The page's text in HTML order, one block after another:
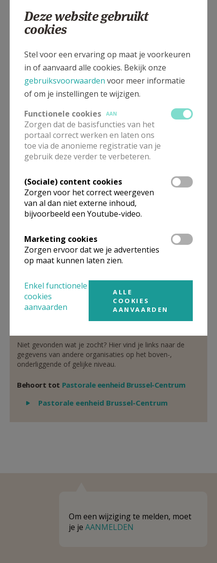
verantwoordelijke
Nederlandstalige pastoraal
De heerJohnny De Mot
Bijstandstraat 5
1000 Brussel
0495 71 58 58
Stuur een mailtje
Organisatiestructuur
Niet gevonden wat je zocht? Hier vind je links naar de
gegevens van andere organisaties op het boven-,
onderliggende of gelijke niveau.
Behoort tot Pastorale eenheid Brussel-Centrum
Weergeven
Pastorale eenheid Brussel-Centrum
Om een wijziging te melden, moet
je je AANMELDEN
Deze website gebruikt
cookies
Stel voor een ervaring op maat je voorkeuren
in of aanvaard alle cookies. Bekijk onze
gebruiksvoorwaarden voor meer informatie
of om je instellingen te wijzigen.
Functionele cookies
AAN
Zorgen dat de basisfuncties van het
portaal correct werken en laten ons
toe via de anonieme registratie van je
gebruik deze verder te verbeteren.
(Sociale) content cookies
Zorgen voor het correct weergeven
van al dan niet externe inhoud,
bijvoorbeeld een Youtube-video.
Marketing cookies
Zorgen ervoor dat we je advertenties
op maat kunnen laten zien.
Enkel functionele
cookies
aanvaarden
ALLE
COOKIES
AANVAARDEN